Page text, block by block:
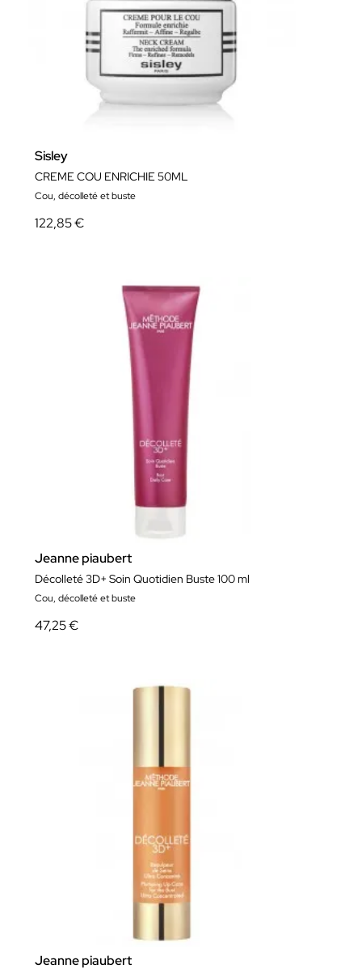
Sisley
CREME COU ENRICHIE 50ML
Cou, décolleté et buste
122,85 €
Jeanne piaubert
Décolleté 3D+ Soin Quotidien Buste 100 ml
Cou, décolleté et buste
47,25 €
Jeanne piaubert